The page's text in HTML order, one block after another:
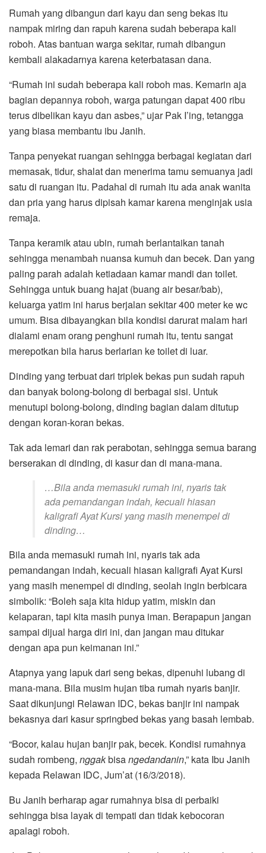
Rumah yang dibangun dari kayu dan seng bekas itu
nampak miring dan rapuh karena sudah beberapa kali
roboh. Atas bantuan warga sekitar, rumah dibangun
kembali alakadarnya karena keterbatasan dana.
“Rumah ini sudah beberapa kali roboh mas. Kemarin aja
bagian depannya roboh, warga patungan dapat 400 ribu
terus dibelikan kayu dan asbes,” ujar Pak I’ing, tetangga
yang biasa membantu ibu Janih.
Tanpa penyekat ruangan sehingga berbagai kegiatan dari
memasak, tidur, shalat dan menerima tamu semuanya jadi
satu di ruangan itu. Padahal di rumah itu ada anak wanita
dan pria yang harus dipisah kamar karena menginjak usia
remaja.
Tanpa keramik atau ubin, rumah berlantaikan tanah
sehingga menambah nuansa kumuh dan becek. Dan yang
paling parah adalah ketiadaan kamar mandi dan toilet.
Sehingga untuk buang hajat (buang air besar/bab),
keluarga yatim ini harus berjalan sekitar 400 meter ke wc
umum. Bisa dibayangkan bila kondisi darurat malam hari
dialami enam orang penghuni rumah itu, tentu sangat
merepotkan bila harus berlarian ke toilet di luar.
Dinding yang terbuat dari triplek bekas pun sudah rapuh
dan banyak bolong-bolong di berbagai sisi. Untuk
menutupi bolong-bolong, dinding bagian dalam ditutup
dengan koran-koran bekas.
Tak ada lemari dan rak perabotan, sehingga semua barang
berserakan di dinding, di kasur dan di mana-mana.
…Bila anda memasuki rumah ini, nyaris tak
ada pemandangan indah, kecuali hiasan
kaligrafi Ayat Kursi yang masih menempel di
dinding…
Bila anda memasuki rumah ini, nyaris tak ada
pemandangan indah, kecuali hiasan kaligrafi Ayat Kursi
yang masih menempel di dinding, seolah ingin berbicara
simbolik: “Boleh saja kita hidup yatim, miskin dan
kelaparan, tapi kita masih punya iman. Berapapun jangan
sampai dijual harga diri ini, dan jangan mau ditukar
dengan apa pun keimanan ini.”
Atapnya yang lapuk dari seng bekas, dipenuhi lubang di
mana-mana. Bila musim hujan tiba rumah nyaris banjir.
Saat dikunjungi Relawan IDC, bekas banjir ini nampak
bekasnya dari kasur springbed bekas yang basah lembab.
“Bocor, kalau hujan banjir pak, becek. Kondisi rumahnya
sudah rombeng, nggakbisangedandanin,” kata Ibu Janih
kepada Relawan IDC, Jum’at (16/3/2018).
Bu Janih berharap agar rumahnya bisa di perbaiki
sehingga bisa layak di tempati dan tidak kebocoran
apalagi roboh.